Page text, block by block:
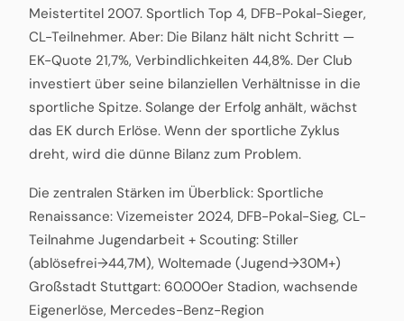
Meistertitel 2007. Sportlich Top 4, DFB-Pokal-Sieger,
CL-Teilnehmer. Aber: Die Bilanz hält nicht Schritt —
EK-Quote 21,7%, Verbindlichkeiten 44,8%. Der Club
investiert über seine bilanziellen Verhältnisse in die
sportliche Spitze. Solange der Erfolg anhält, wächst
das EK durch Erlöse. Wenn der sportliche Zyklus
dreht, wird die dünne Bilanz zum Problem.
Die zentralen Stärken im Überblick: Sportliche
Renaissance: Vizemeister 2024, DFB-Pokal-Sieg, CL-
Teilnahme Jugendarbeit + Scouting: Stiller
(ablösefrei→44,7M), Woltemade (Jugend→30M+)
Großstadt Stuttgart: 60.000er Stadion, wachsende
Eigenerlöse, Mercedes-Benz-Region